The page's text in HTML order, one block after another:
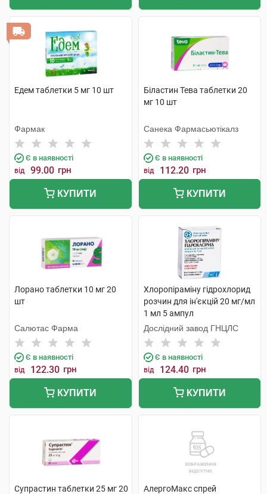
Едем таблетки 5 мг 10 шт
Фармак
Є в наявності
від 99.00 грн
КУПИТИ
Біластин Тева таблетки 20
мг 10 шт
Санека Фармасьютікалз
Є в наявності
від 112.20 грн
КУПИТИ
Лорано таблетки 10 мг 20
шт
Салютас Фарма
Є в наявності
від 122.30 грн
КУПИТИ
Хлоропіраміну гідрохлорид
розчин для ін'єкцій 20 мг/мл
1 мл 5 ампул
Дослідний завод ГНЦЛС
Є в наявності
від 124.40 грн
КУПИТИ
Супрастин таблетки 25 мг 20
АлергоМакс спрей